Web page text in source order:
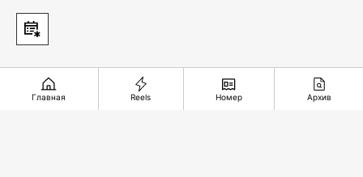
Главная Reels Номер Архив